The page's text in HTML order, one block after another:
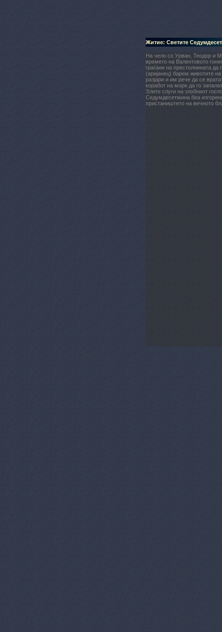
Житие: Светите
На чело со Урван, Теодор и
времето на Валентовото
граѓани на престолнината да
(аријанец) барем животите
разјари и им рече да се
коработ на море да го
Злите слуги на злобниот
Седумдесетмина беа
пристаништето на вечното